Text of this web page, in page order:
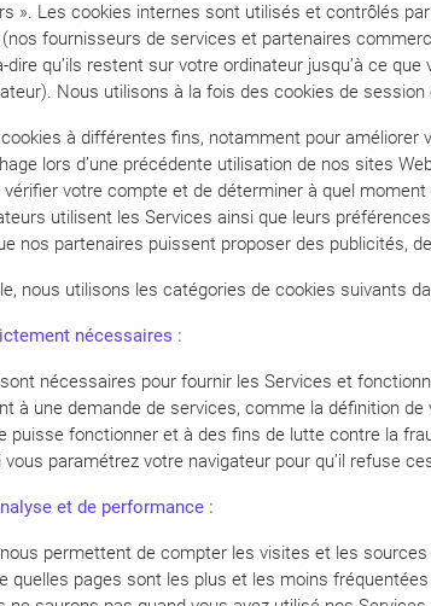
». Les cookies internes sont utilisés et contrôlés
fournisseurs de services et partenaires
dire qu’ils restent sur votre ordinateur jusqu’à ce
Nous utilisons à la fois des cookies de
à différentes fins, notamment pour
lors d’une précédente utilisation de nos sites
vérifier votre compte et de déterminer à quel
utilisent les Services ainsi que leurs
nos partenaires puissent proposer des publicités,
nous utilisons les catégories de cookies suivants
nécessaires :
nécessaires pour fournir les Services et
à une demande de services, comme la définition
puisse fonctionner et à des fins de lutte contre la
paramétrez votre navigateur pour qu’il refuse
et de performance :
permettent de compter les visites et les
quelles pages sont les plus et les moins